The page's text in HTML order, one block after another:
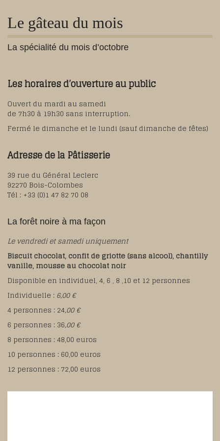
Le gâteau du mois
La spécialité du mois d’octobre
Les horaires d’ouverture au public
Ouvert du mardi au samedi
de 7h30 à 19h30 sans interruption.
Fermé le dimanche et le lundi (sauf dimanche de fêtes)
Adresse de la Pâtisserie
39 rue du Général Leclerc
92270 Bois-Colombes
Tél : +33 (0)1 47 82 70 08
La forêt noire à ma façon
Le vendredi et samedi uniquement
Biscuit chocolat, confit de griotte (sans alcool), chantilly
vanille, mousse au chocolat noir
Disponible en individuel, 4, 6 , 8 ,10 et 12 personnes
Individuelle : 6,00 €
4 personnes : 24,00 €
6 personnes : 36,00 €
8 personnes : 48,00 euros
10 personnes : 60,00 euros
12 personnes : 72,00 euros